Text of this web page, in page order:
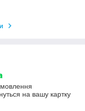
на вашу картку